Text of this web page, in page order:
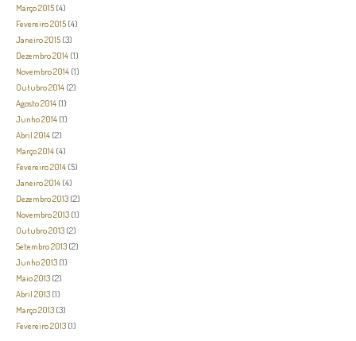
Março 2015 (4)
Fevereiro 2015 (4)
Janeiro 2015 (3)
Dezembro 2014 (1)
Novembro 2014 (1)
Outubro 2014 (2)
Agosto 2014 (1)
Junho 2014 (1)
Abril 2014 (2)
Março 2014 (4)
Fevereiro 2014 (5)
Janeiro 2014 (4)
Dezembro 2013 (2)
Novembro 2013 (1)
Outubro 2013 (2)
Setembro 2013 (2)
Junho 2013 (1)
Maio 2013 (2)
Abril 2013 (1)
Março 2013 (3)
Fevereiro 2013 (1)